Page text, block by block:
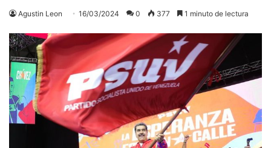
Agustin Leon 16/03/2024 0 377 1 minuto de lectura